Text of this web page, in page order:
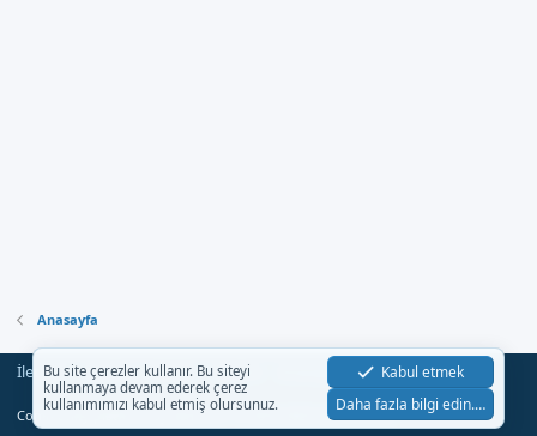
Anasayfa
İletişim Şartlar Gizlilik Yardım
R
S
S
Community platform by XenForo® © 2010-2023 XenForo Ltd.
Bu site çerezler kullanır. Bu siteyi
kullanmaya devam ederek çerez
kullanımımızı kabul etmiş olursunuz.
Kabul etmek
Daha fazla bilgi edin.…